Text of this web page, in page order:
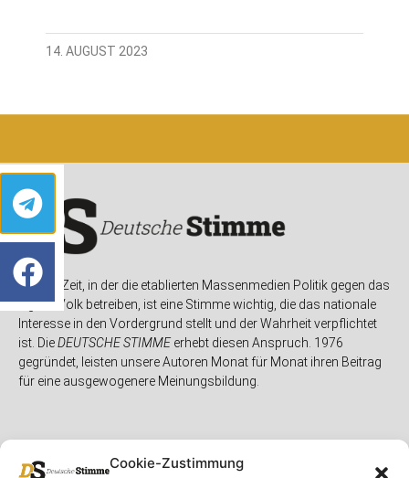
Cookie-Zustimmung
14. AUGUST 2023
In einer Zeit, in der die etablierten Massenmedien Politik gegen das
eigene Volk betreiben, ist eine Stimme wichtig, die das nationale
Interesse in den Vordergrund stellt und der Wahrheit verpflichtet
ist. DieDEUTSCHE STIMMEerhebt diesen Anspruch. 1976
gegründet, leisten unsere Autoren Monat für Monat ihren Beitrag
für eine ausgewogenere Meinungsbildung.